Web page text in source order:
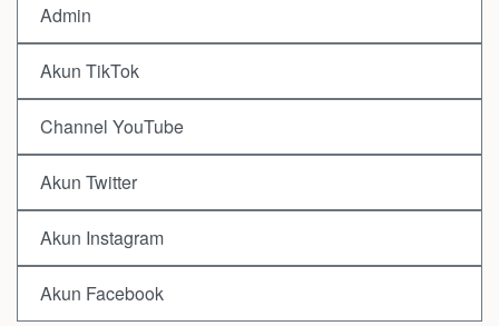
Admin
Akun TikTok
Channel YouTube
Akun Twitter
Akun Instagram
Akun Facebook